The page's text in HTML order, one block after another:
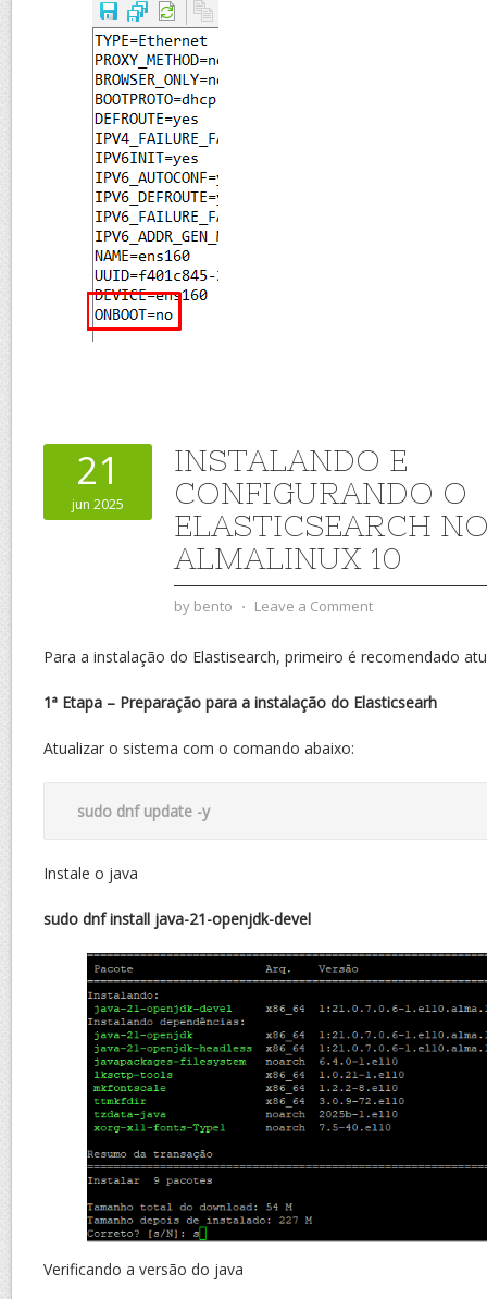
21
jun 2025
INSTALANDO E
CONFIGURANDO O
ELASTICSEARCH
ALMALINUX 10
by bento ⋅ Leave a Comment
Para a instalação do Elastisearch, primeiro é recomendado
1ª Etapa – Preparação para a instalação do Elasticsearh
Atualizar o sistema com o comando abaixo:
sudo dnf update -y
Instale o java
sudo dnf install java-21-openjdk-devel
Verificando a versão do java